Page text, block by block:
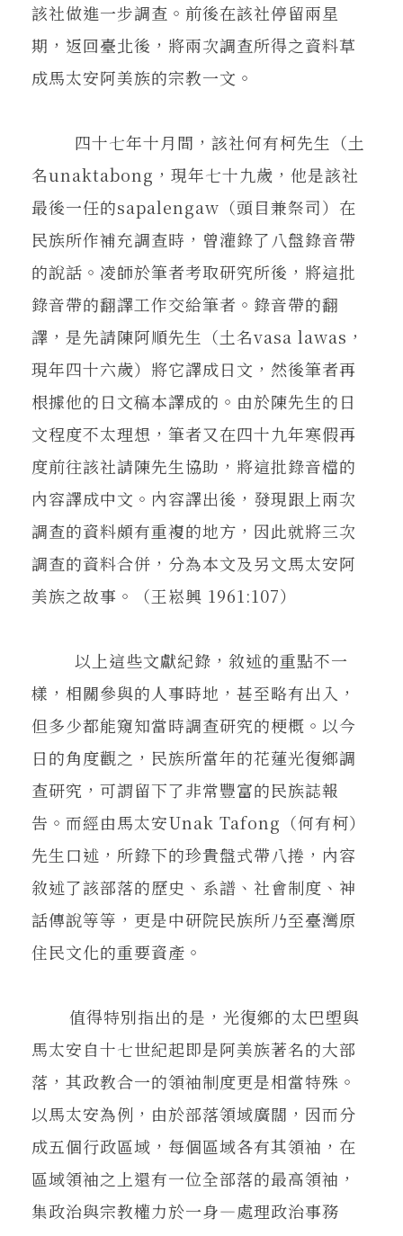
該社做進一步調查。前後在該社停留兩星
期，返回臺北後，將兩次調查所得之資料草
成馬太安阿美族的宗教一文。
四十七年十月間，該社何有柯先生（土
名unaktabong，現年七十九歲，他是該社
最後一任的sapalengaw（頭目兼祭司）在
民族所作補充調查時，曾灌錄了八盤錄音帶
的說話。凌師於筆者考取研究所後，將這批
錄音帶的翻譯工作交給筆者。錄音帶的翻
譯，是先請陳阿順先生（土名vasa lawas，
現年四十六歲）將它譯成日文，然後筆者再
根據他的日文稿本譯成的。由於陳先生的日
文程度不太理想，筆者又在四十九年寒假再
度前往該社請陳先生協助，將這批錄音檔的
內容譯成中文。內容譯出後，發現跟上兩次
調查的資料頗有重複的地方，因此就將三次
調查的資料合併，分為本文及另文馬太安阿
美族之故事。（王崧興 1961:107）
以上這些文獻紀錄，敘述的重點不一
樣，相關參與的人事時地，甚至略有出入，
但多少都能窺知當時調查研究的梗概。以今
日的角度觀之，民族所當年的花蓮光復鄉調
查研究，可謂留下了非常豐富的民族誌報
告。而經由馬太安Unak Tafong（何有柯）
先生口述，所錄下的珍貴盤式帶八捲，內容
敘述了該部落的歷史、系譜、社會制度、神
話傳說等等，更是中研院民族所乃至臺灣原
住民文化的重要資產。
值得特別指出的是，光復鄉的太巴塱與
馬太安自十七世紀起即是阿美族著名的大部
落，其政教合一的領袖制度更是相當特殊。
以馬太安為例，由於部落領域廣闊，因而分
成五個行政區域，每個區域各有其領袖，在
區域領袖之上還有一位全部落的最高領袖，
集政治與宗教權力於一身—處理政治事務